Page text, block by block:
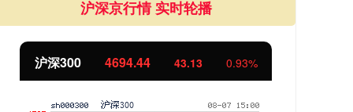
沪深京行情 实时轮播
沪深300 4694.44 43.13 0.93%